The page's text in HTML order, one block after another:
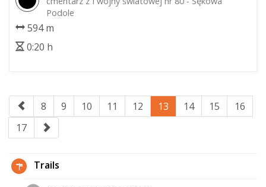
Podole
594 m
0:20 h
8 9 10 11 12 13 14 15
16
17
Trails